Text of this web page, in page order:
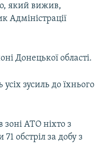
який вижив,
Адміністрації
Донецької області.
зусиль до їхнього
АТО ніхто з
обстріл за добу з